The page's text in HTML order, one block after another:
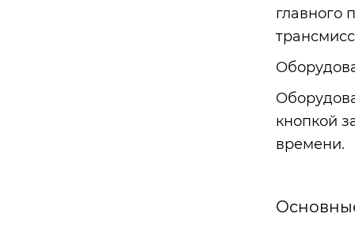
главного
кнопкой
времени.